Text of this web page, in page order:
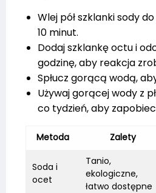
Wlej pół szklanki sody
10 minut.
Dodaj szklankę octu i
godzinę, aby reakcja
Spłucz gorącą wodą,
Używaj gorącej wody z
co tydzień, aby
Metoda Zalety
Soda i
ocet
Tanio,
ekologiczne,
łatwo dostępne